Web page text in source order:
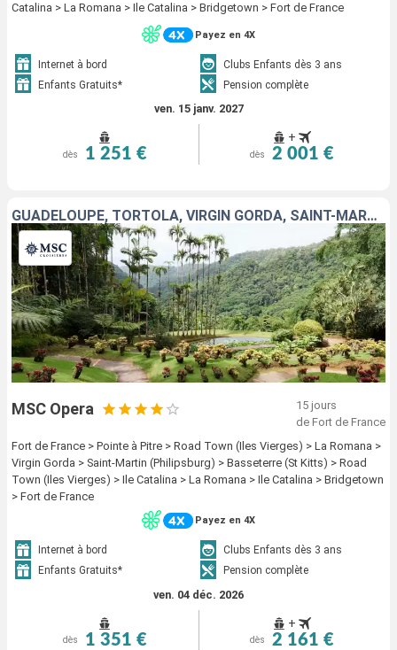
Catalina > La Romana > Ile Catalina > Bridgetown > Fort de France
Payez en 4X
Internet à bord
Clubs Enfants dès 3 ans
Enfants Gratuits*
Pension complète
ven. 15 janv. 2027
dès 1 251 €
+
dès 2 001 €
GUADELOUPE, TORTOLA, VIRGIN GORDA, SAINT-MARTIN, SAINT-CHRISTOPHE-ET-NIÉVÈS, RÉPUBLIQUE DOMINICAINE, BARBADE, MARTINIQUE
MSC Opera
15 jours
de Fort de France
Fort de France > Pointe à Pitre > Road Town (Iles Vierges) > La Romana >
Virgin Gorda > Saint-Martin (Philipsburg) > Basseterre (St Kitts) > Road
Town (Iles Vierges) > Ile Catalina > La Romana > Ile Catalina > Bridgetown
> Fort de France
Payez en 4X
Internet à bord
Clubs Enfants dès 3 ans
Enfants Gratuits*
Pension complète
ven. 04 déc. 2026
dès 1 351 €
+
dès 2 161 €